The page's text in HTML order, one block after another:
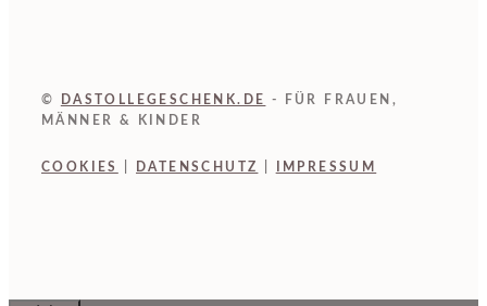
© DASTOLLEGESCHENK.DE
- FÜR FRAUEN,
MÄNNER & KINDER
COOKIES DATENSCHUTZ IMPRESSUM